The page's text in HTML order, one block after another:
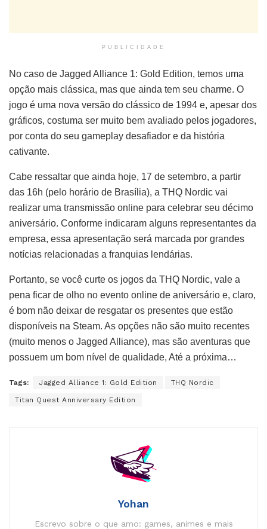
PUBLICIDADE
No caso de Jagged Alliance 1: Gold Edition, temos uma
opção mais clássica, mas que ainda tem seu charme. O
jogo é uma nova versão do clássico de 1994 e, apesar dos
gráficos, costuma ser muito bem avaliado pelos jogadores,
por conta do seu gameplay desafiador e da história
cativante.
Cabe ressaltar que ainda hoje, 17 de setembro, a partir
das 16h (pelo horário de Brasília), a THQ Nordic vai
realizar uma transmissão online para celebrar seu décimo
aniversário. Conforme indicaram alguns representantes da
empresa, essa apresentação será marcada por grandes
notícias relacionadas a franquias lendárias.
Portanto, se você curte os jogos da THQ Nordic, vale a
pena ficar de olho no evento online de aniversário e, claro,
é bom não deixar de resgatar os presentes que estão
disponíveis na Steam. As opções não são muito recentes
(muito menos o Jagged Alliance), mas são aventuras que
possuem um bom nível de qualidade, Até a próxima…
Tags: Jagged Alliance 1: Gold Edition THQ Nordic
Titan Quest Anniversary Edition
Yohan
Escrevo sobre o que amo: games, animes e mais